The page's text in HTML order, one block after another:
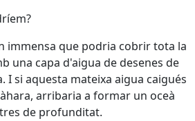
immensa que podria cobrir tota la
una capa d'aigua de desenes de
I si aquesta mateixa aigua caigués
arribaria a formar un oceà
de profunditat.